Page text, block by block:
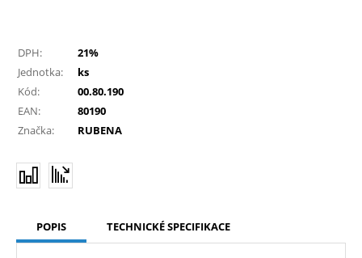
DPH:
21%
Jednotka:
ks
Kód:
00.80.190
EAN:
80190
Značka:
RUBENA
POPIS TECHNICKÉ SPECIFIKACE